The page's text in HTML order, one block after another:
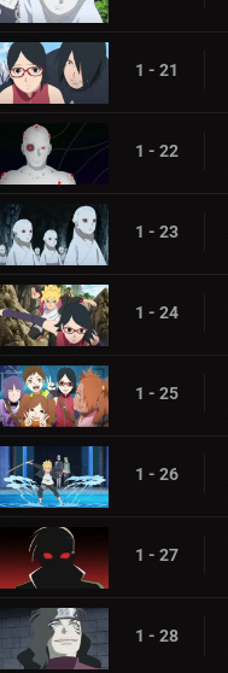
1 - 21
1 - 22
1 - 23
1 - 24
1 - 25
1 - 26
1 - 27
1 - 28